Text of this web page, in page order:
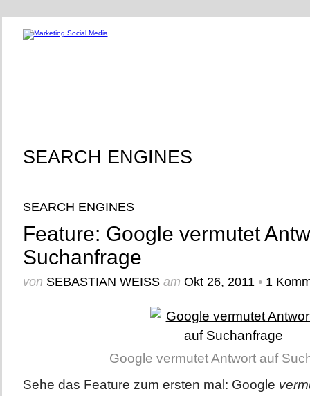
SEARCH ENGINES
SEARCH ENGINES
Feature: Google vermutet
Suchanfrage
von SEBASTIAN WEISSam Okt 26, 2011 • 1
Google vermutet Antwort auf
Sehe das Feature zum ersten mal: Google